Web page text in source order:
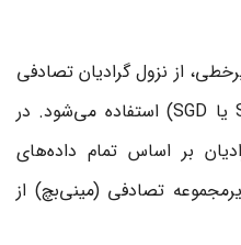
از نزول گرادیان تصادفی
(Stochastic Gradient Descent یا SGD) استفاده می‌شود. در
بر اساس تمام داده‌های
تصادفی (مینی‌بچ) از